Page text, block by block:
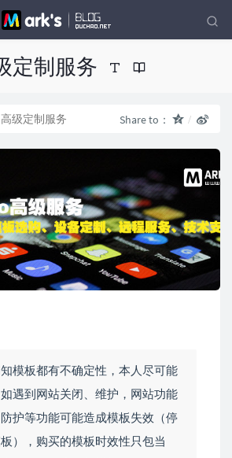
定制服务
级定制服务 Share to：
模板都有不确定性，本人尽可能
遇到网站关闭、维护，网站功能
护等功能可能造成模板失效（停
），购买的模板时效性只包当